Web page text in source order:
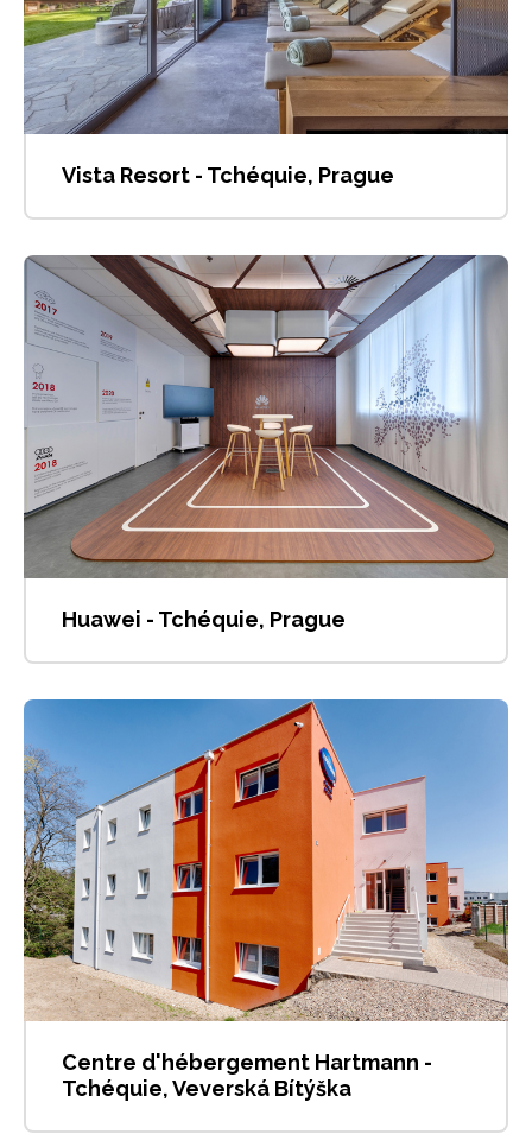
Vista Resort - Tchéquie, Prague
Huawei - Tchéquie, Prague
Centre d'hébergement Hartmann -
Tchéquie, Veverská Bítýška